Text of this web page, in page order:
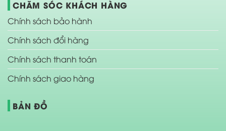
CHĂM SÓC KHÁCH HÀNG
Chính sách bảo hành
Chính sách đổi hàng
Chính sách thanh toán
Chính sách giao hàng
BẢN ĐỒ